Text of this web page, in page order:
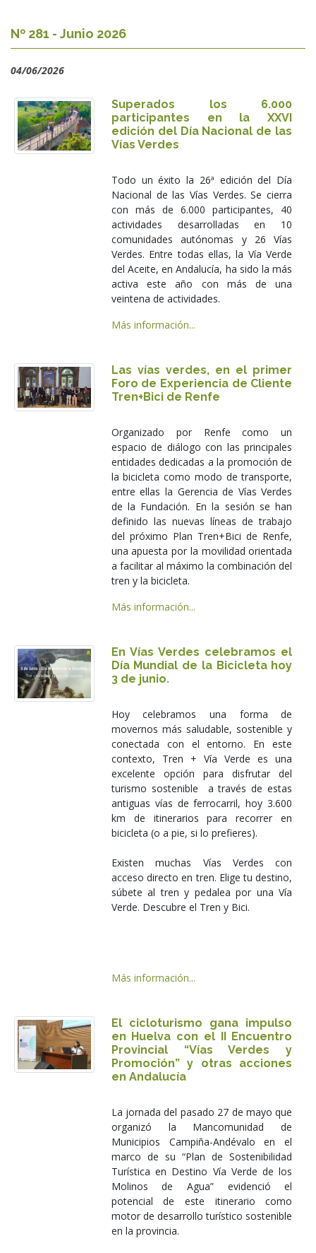
Nº 281 - Junio 2026
04/06/2026
Superados los 6.000
participantes en la XXVI
edición del Día Nacional de las
Vías Verdes
Todo un éxito la 26ª edición del Día
Nacional de las Vías Verdes. Se cierra
con más de 6.000 participantes, 40
actividades desarrolladas en 10
comunidades autónomas y 26 Vías
Verdes. Entre todas ellas, la Vía Verde
del Aceite, en Andalucía, ha sido la más
activa este año con más de una
veintena de actividades.
Más información...
Las vías verdes, en el primer
Foro de Experiencia de Cliente
Tren+Bici de Renfe
Organizado por Renfe como un
espacio de diálogo con las principales
entidades dedicadas a la promoción de
la bicicleta como modo de transporte,
entre ellas la Gerencia de Vías Verdes
de la Fundación. En la sesión se han
definido las nuevas líneas de trabajo
del próximo Plan Tren+Bici de Renfe,
una apuesta por la movilidad orientada
a facilitar al máximo la combinación del
tren y la bicicleta.
Más información...
En Vías Verdes celebramos el
Día Mundial de la Bicicleta hoy
3 de junio.
Hoy celebramos una forma de
movernos más saludable, sostenible y
conectada con el entorno. En este
contexto, Tren + Vía Verde es una
excelente opción para disfrutar del
turismo sostenible a través de estas
antiguas vías de ferrocarril, hoy 3.600
km de itinerarios para recorrer en
bicicleta (o a pie, si lo prefieres).
Existen muchas Vías Verdes con
acceso directo en tren. Elige tu destino,
súbete al tren y pedalea por una Vía
Verde. Descubre el Tren y Bici.
Más información...
El cicloturismo gana impulso
en Huelva con el II Encuentro
Provincial “Vías Verdes y
Promoción” y otras acciones
en Andalucía
La jornada del pasado 27 de mayo que
organizó la Mancomunidad de
Municipios Campiña-Andévalo en el
marco de su “Plan de Sostenibilidad
Turística en Destino Vía Verde de los
Molinos de Agua” evidenció el
potencial de este itinerario como
motor de desarrollo turístico sostenible
en la provincia.